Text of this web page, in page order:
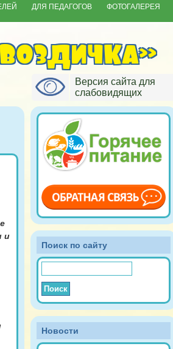
ДЛЯ ПЕДАГОГОВ ФОТОГАЛЕРЕЯ
Версия сайта для
слабовидящих
и
Поиск по сайту
Новости